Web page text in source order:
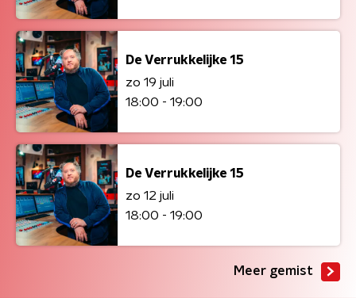
De Verrukkelijke 15
zo 19 juli
18:00 - 19:00
De Verrukkelijke 15
zo 12 juli
18:00 - 19:00
Meer gemist